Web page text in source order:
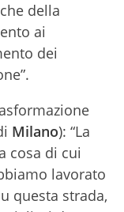
della
ai
dei
Milano): “La
cosa di cui
lavorato
questa strada,